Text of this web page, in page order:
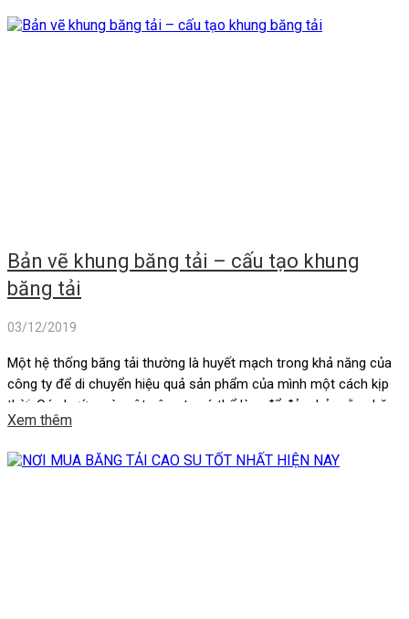
Bản vẽ khung băng tải – cấu tạo khung
băng tải
03/12/2019
Một hệ thống băng tải thường là huyết mạch trong khả năng của
công ty để di chuyển hiệu quả sản phẩm của mình một cách kịp
thời. Các bước mà một công ty có thể làm để đảm bảo rằng băng
tải thực hiện công suất cao nhất, bao gồm kiểm tra bảo dưỡng
Xem thêm